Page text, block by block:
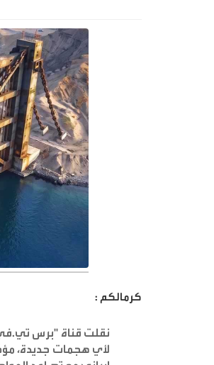
كرمالكم :
نقلت قناة "برس
لأي هجمات جديدة،